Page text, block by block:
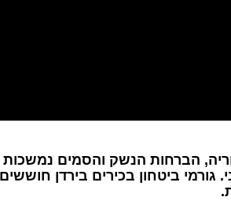
הברחות הנשק והסמים נמשכות
גורמי ביטחון בכירים בירדן